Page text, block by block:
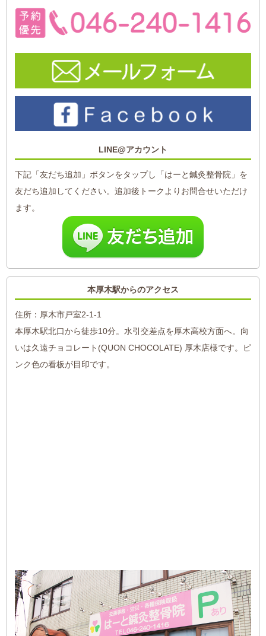
LINE@アカウント
下記「友だち追加」ボタンをタップし「はーと鍼灸整骨院」を
友だち追加してください。追加後トークよりお問合せいただけ
ます。
本厚木駅からのアクセス
住所：厚木市戸室2-1-1
本厚木駅北口から徒歩10分。水引交差点を厚木高校方面へ。向
いは久遠チョコレート(QUON CHOCOLATE) 厚木店様です。ピ
ンク色の看板が目印です。